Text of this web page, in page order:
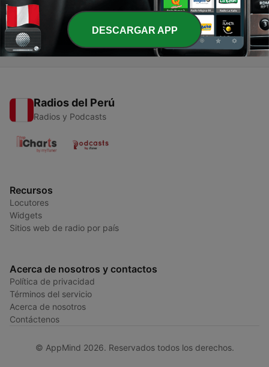
1 - Episode 1: Daddy Trainwreck
06 mayo 2021
Radios del Perú
Radios y Podcasts
Recursos
Locutores
Widgets
Sitios web de radio por país
Acerca de nosotros y contactos
Política de privacidad
Términos del servicio
Acerca de nosotros
Contáctenos
© AppMind 2026. Reservados todos los derechos.
DESCARGAR APP